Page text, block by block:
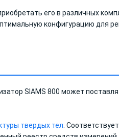
его в различных
конфигурацию для
SIAMS 800 может
твердых тел .